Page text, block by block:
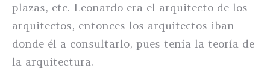
plazas, etc. Leonardo era el arquitecto de los
arquitectos, entonces los arquitectos iban
donde él a consultarlo, pues tenía la teoría de
la arquitectura.